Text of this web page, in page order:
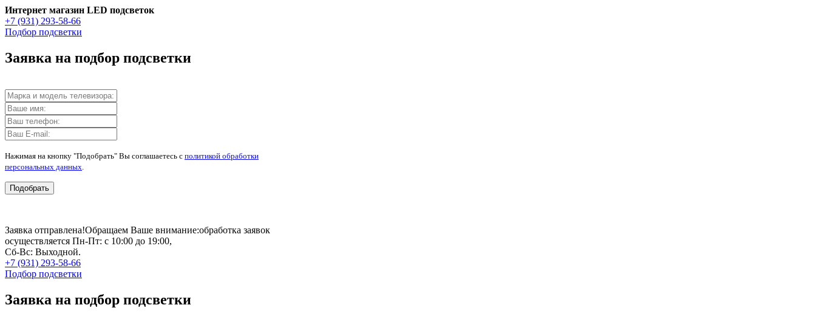
Интернет магазин LED подсветок
+7 (931) 293-58-66
Подбор подсветки
Заявка на подбор подсветки
Нажимая на кнопку "Подобрать" Вы соглашаетесь с политикой обработки
персональных данных
Подобрать
Заявка отправлена!Обращаем Ваше внимание:обработка заявок
осуществляется Пн-Пт: с 10:00 до 19:00,
Сб-Вс: Выходной.
+7 (931) 293-58-66
Подбор подсветки
Заявка на подбор подсветки